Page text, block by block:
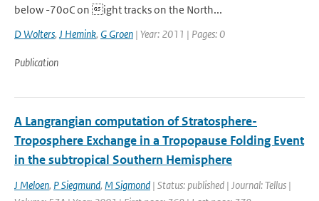
below -70oC on ight tracks on the North...
D Wolters, J Hemink, G Groen | Year: 2011 | Pages: 0
Publication
A Langrangian computation of Stratosphere-
Troposphere Exchange in a Tropopause Folding Event
in the subtropical Southern Hemisphere
J Meloen, P Siegmund, M Sigmond | Status: published | Journal: Tellus |